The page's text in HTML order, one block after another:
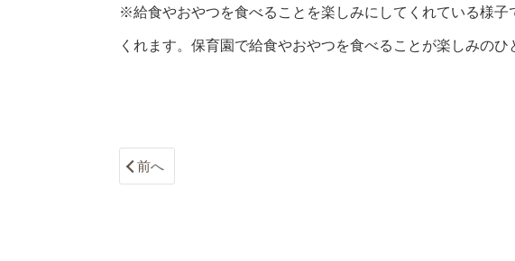
※給食やおやつを食べることを楽しみにしてくれている様子
くれます。保育園で給食やおやつを食べることが楽しみのひ
前へ